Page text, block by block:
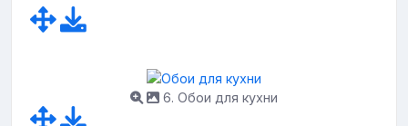
6. Обои для кухни